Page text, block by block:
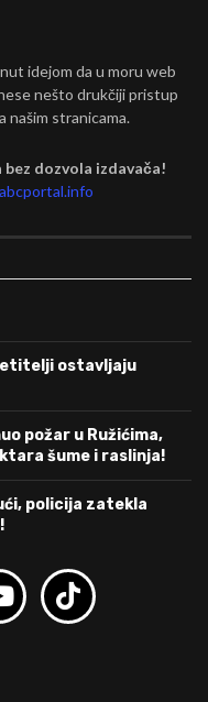
idejom da u moru web
nešto drukčiji pristup
našim stranicama.
dozvola izdavača!
ostavljaju
požar u Ružićima,
šume i raslinja!
policija zatekla